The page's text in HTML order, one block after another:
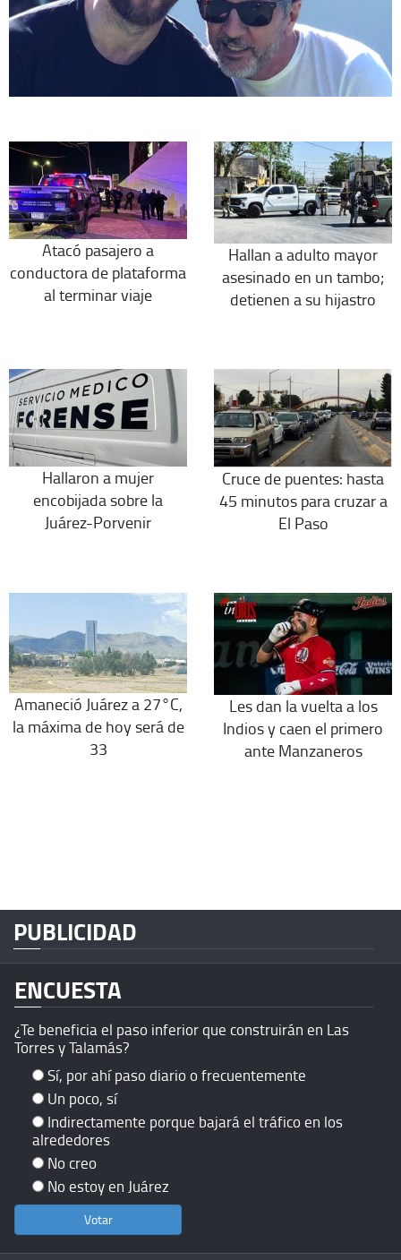
Atacó pasajero a
conductora de plataforma
al terminar viaje
Hallan a adulto mayor
asesinado en un tambo;
detienen a su hijastro
Hallaron a mujer
encobijada sobre la
Juárez-Porvenir
Cruce de puentes: hasta
45 minutos para cruzar a
El Paso
Amaneció Juárez a 27°C,
la máxima de hoy será de
33
Les dan la vuelta a los
Indios y caen el primero
ante Manzaneros
PUBLICIDAD
ENCUESTA
¿Te beneficia el paso inferior que construirán en Las
Torres y Talamás?
Sí, por ahí paso diario o frecuentemente
Un poco, sí
Indirectamente porque bajará el tráfico en los
alrededores
No creo
No estoy en Juárez